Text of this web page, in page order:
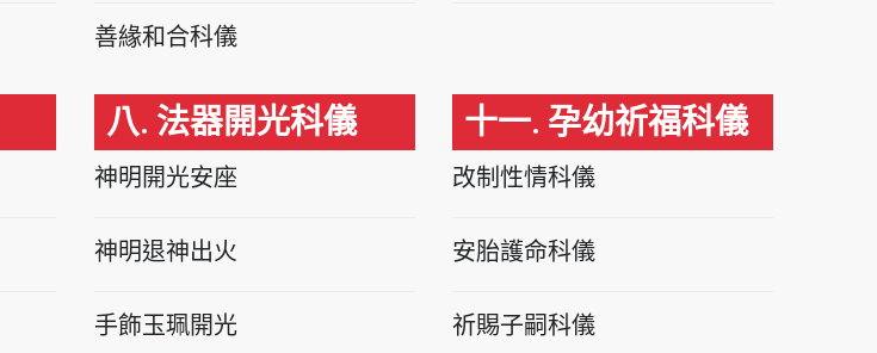
善緣和合科儀
八. 法器開光科儀
神明開光安座
神明退神出火
手飾玉珮開光
十一. 孕幼祈福科儀
改制性情科儀
安胎護命科儀
祈賜子嗣科儀